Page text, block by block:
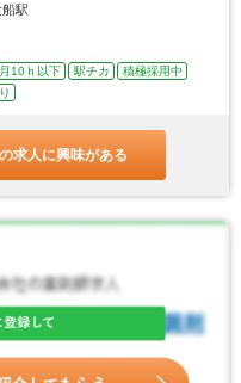
駅
10ｈ以下 駅チカ
積極採用中
求人に興味がある